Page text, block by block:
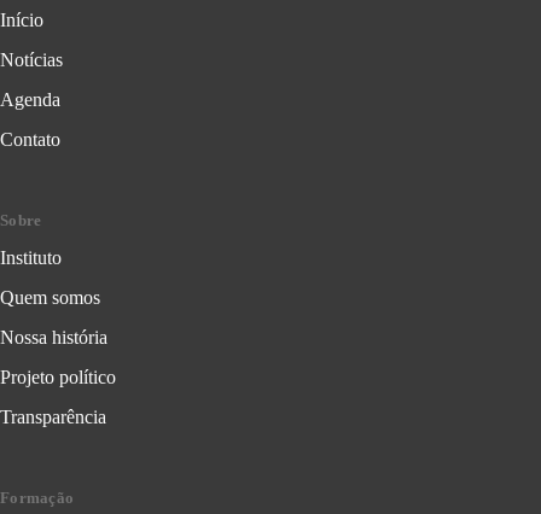
Início
Notícias
Agenda
Contato
Sobre
Instituto
Quem somos
Nossa história
Projeto político
Transparência
Formação